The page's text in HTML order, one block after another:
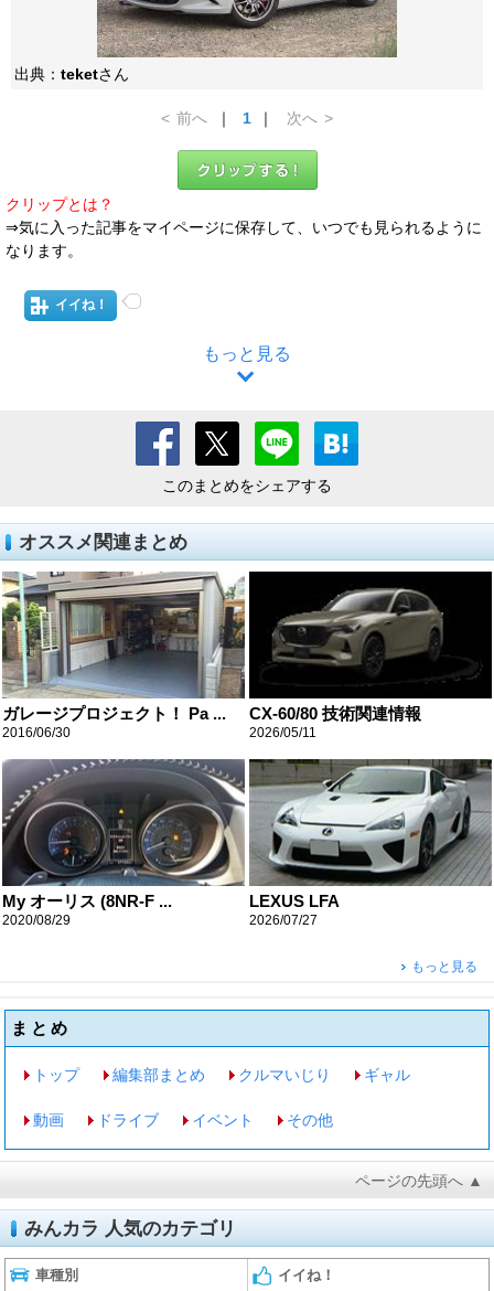
出典： teketさん
< 前へ ｜ 1 ｜ 次へ >
クリップとは？
⇒気に入った記事をマイページに保存して、いつでも見られるように
なります。
イイね！
もっと見る
このまとめをシェアする
オススメ関連まとめ
ガレージプロジェクト！ Pa ...
2016/06/30
CX-60/80 技術関連情報
2026/05/11
My オーリス (8NR-F ...
2020/08/29
LEXUS LFA
2026/07/27
もっと見る
まとめ
トップ 編集部まとめ クルマいじり ギャル
動画 ドライブ イベント その他
ページの先頭へ ▲
みんカラ 人気のカテゴリ
車種別 イイね！